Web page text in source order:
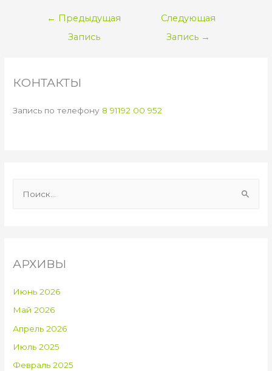
НАВИГАЦИЯ
← Предыдущая
Запись
Следующая
Запись →
КОНТАКТЫ
Запись по телефону 8 91192 00 952
:АРХИВЫ
Июнь 2026
Май 2026
Апрель 2026
Июль 2025
Февраль 2025